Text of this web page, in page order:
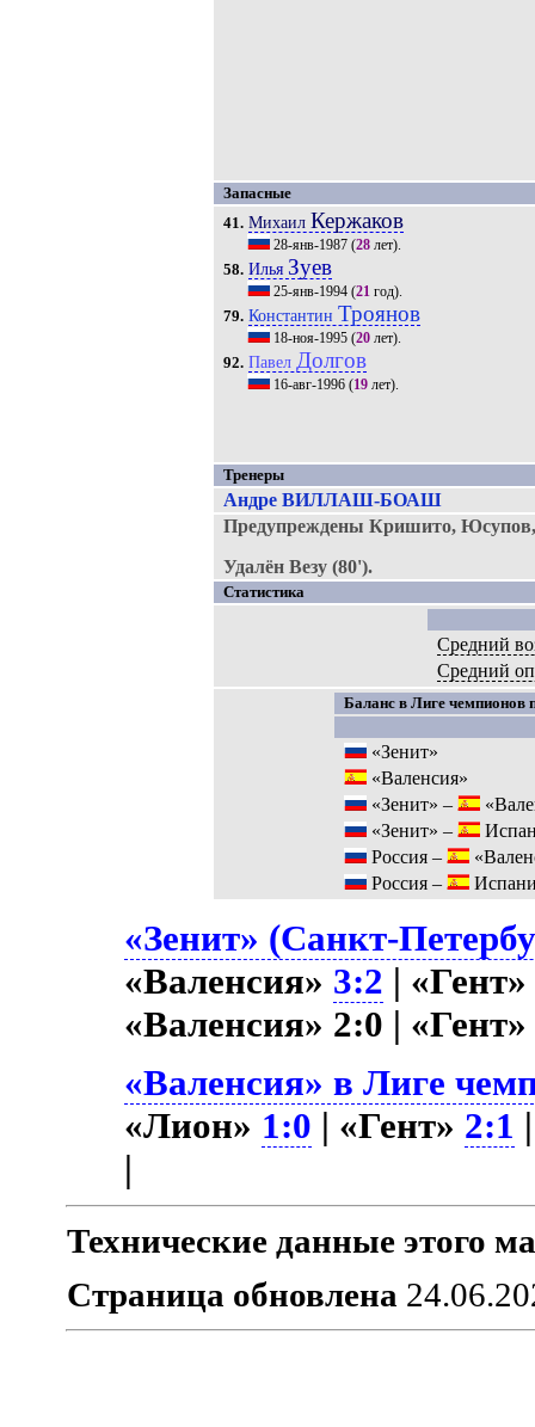
Запасные
41. Михаил Кержаков
28-янв-1987(28лет).
58. Илья Зуев
25-янв-1994(21год).
79. Константин Троянов
18-ноя-1995(20лет).
92. Павел Долгов
16-авг-1996(19лет).
Тренеры
Андре ВИЛЛАШ-БОАШ
Предупреждены Кришито,
Удалён Везу (80').
Статистика
Средний
Средний
Баланс в Лиге чемпионов
«Зенит»
«Валенсия»
«Зенит» –
«Зенит» –
Россия –
Россия –
«Зенит» (Санкт-
«Валенсия» 3:2 |
«Валенсия» 2:0 |
«Валенсия» в Лиге
«Лион» 1:0 | «Гент» 2:1
|
Технические данные этого
Страница обновлена